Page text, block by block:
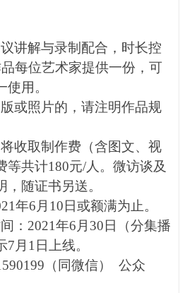
讲解与录制配合，时长控
每位艺术家提供一份，可
用。
或照片的，请注明作品规
收取制作费（含图文、视
等共计180元/人。微访谈及
随证书另送。
年6 月 10日或额满为止。
： 2021年6 月 30日（分集播
7 月 1 日上线。
（同微信）
公众